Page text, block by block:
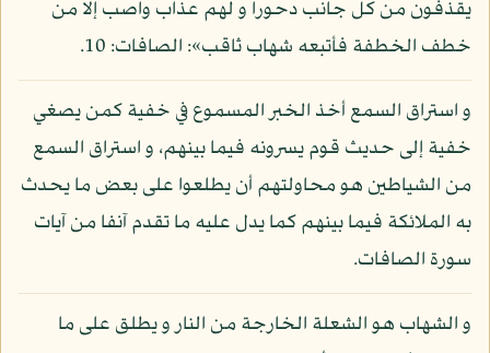
يقذفون من كل جانب دحورا و لهم عذاب واصب إلا من
خطف الخطفة فأتبعه شهاب ثاقب»: الصافات: 10.
و استراق السمع أخذ الخبر المسموع في خفية كمن يصغي
خفية إلى حديث قوم يسرونه فيما بينهم، و استراق السمع
من الشياطين هو محاولتهم أن يطلعوا على بعض ما يحدث
به الملائكة فيما بينهم كما يدل عليه ما تقدم آنفا من آيات
سورة الصافات.
و الشهاب هو الشعلة الخارجة من النار و يطلق على ما